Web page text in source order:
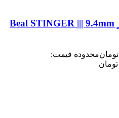
طناب دینامیک بئال استینگر Beal STINGER ||| 9.4mm
تومانمحدوده قیمت: